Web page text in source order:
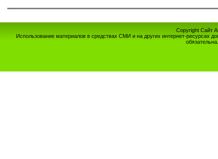
Copyright Сайт
Использование материалов в средствах СМИ и на других интернет-ресурсах
обязательна.